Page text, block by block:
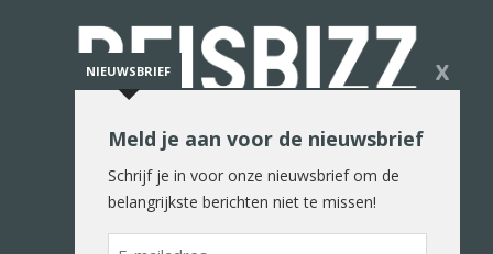
De reiswereld in woord en beeld
NIEUWSBRIEF X
Meld je aan voor de nieuwsbrief
Schrijf je in voor onze nieuwsbrief om de
belangrijkste berichten niet te missen!
E-